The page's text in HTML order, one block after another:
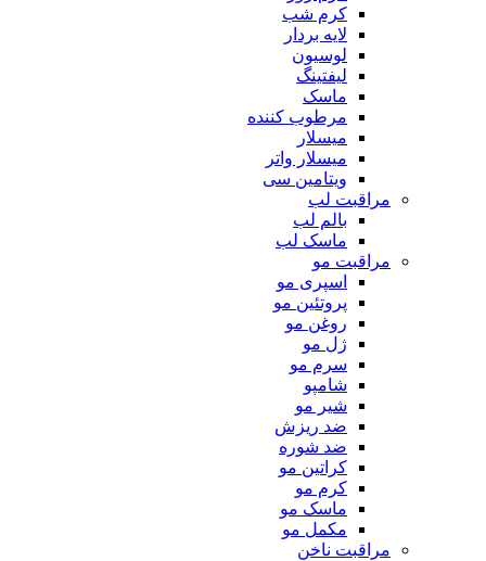
کرم شب
لایه بردار
لوسیون
لیفتینگ
ماسک
مرطوب کننده
میسلار
میسلار واتر
ویتامین سی
مراقبت لب
بالم لب
ماسک لب
مراقبت مو
اسپری مو
پروتئین مو
روغن مو
ژل مو
سرم مو
شامپو
شیر مو
ضد ریزش
ضد شوره
کراتین مو
کرم مو
ماسک مو
مکمل مو
مراقبت ناخن